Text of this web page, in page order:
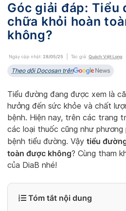
Góc giải đáp: Tiểu
chữa khỏi hoàn
không?
Ngày cập nhật: 28/05/25 Tác giả: Quách Việt Long
Theo dõi Docosan trên
Tiểu đường đang được xem là
hưởng đến sức khỏe và chất
bệnh. Hiện nay, trên các trang
các loại thuốc cũng như
bệnh tiểu đường. Vậy tiểu
toàn được không? Cùng tham
của DiaB nhé!
Tóm tắt nội dung